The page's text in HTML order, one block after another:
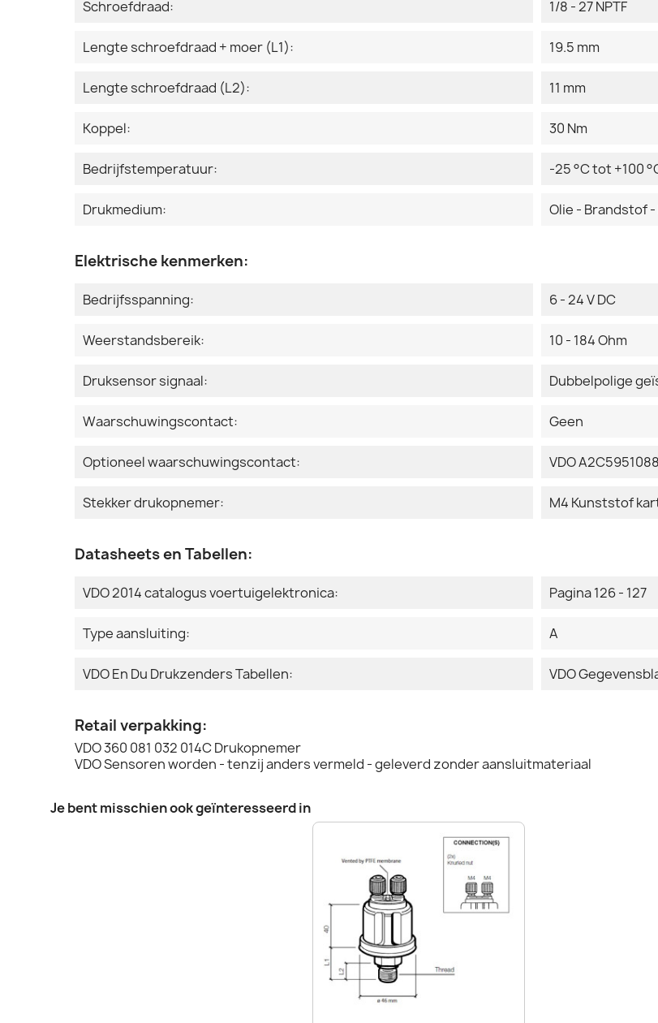
Schroefdraad: 1/8 - 27 NPTF
Lengte schroefdraad + moer (L1): 19.5 mm
Lengte schroefdraad (L2): 11 mm
Koppel: 30 Nm
Bedrijfstemperatuur: -25 °C tot +100
Drukmedium: Olie - Brandstof
Elektrische kenmerken:
Bedrijfsspanning: 6 - 24 V DC
Weerstandsbereik: 10 - 184 Ohm
Druksensor signaal: Dubbelpolige
Waarschuwingscontact: Geen
Optioneel waarschuwingscontact: VDO
Stekker drukopnemer: M4 Kunststof
Datasheets en Tabellen:
VDO 2014 catalogus voertuigelektronica: Pagina 126 - 127
Type aansluiting: A
VDO En Du Drukzenders Tabellen: VDO
Retail verpakking:
VDO 360 081 032 014C Drukopnemer
VDO Sensoren worden - tenzij anders vermeld - geleverd zonder aansluitmateriaal
Je bent misschien ook geïnteresseerd in